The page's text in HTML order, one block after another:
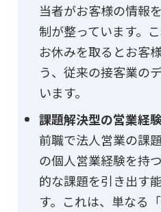
当者がお客様の情報
制が整っています。
お休みを取るとお客
う、従来の接客業の
います。
課題解決型の営業経
前職で法人営業の課
の個人営業経験を持
的な課題を引き出す
す。これは、単なる